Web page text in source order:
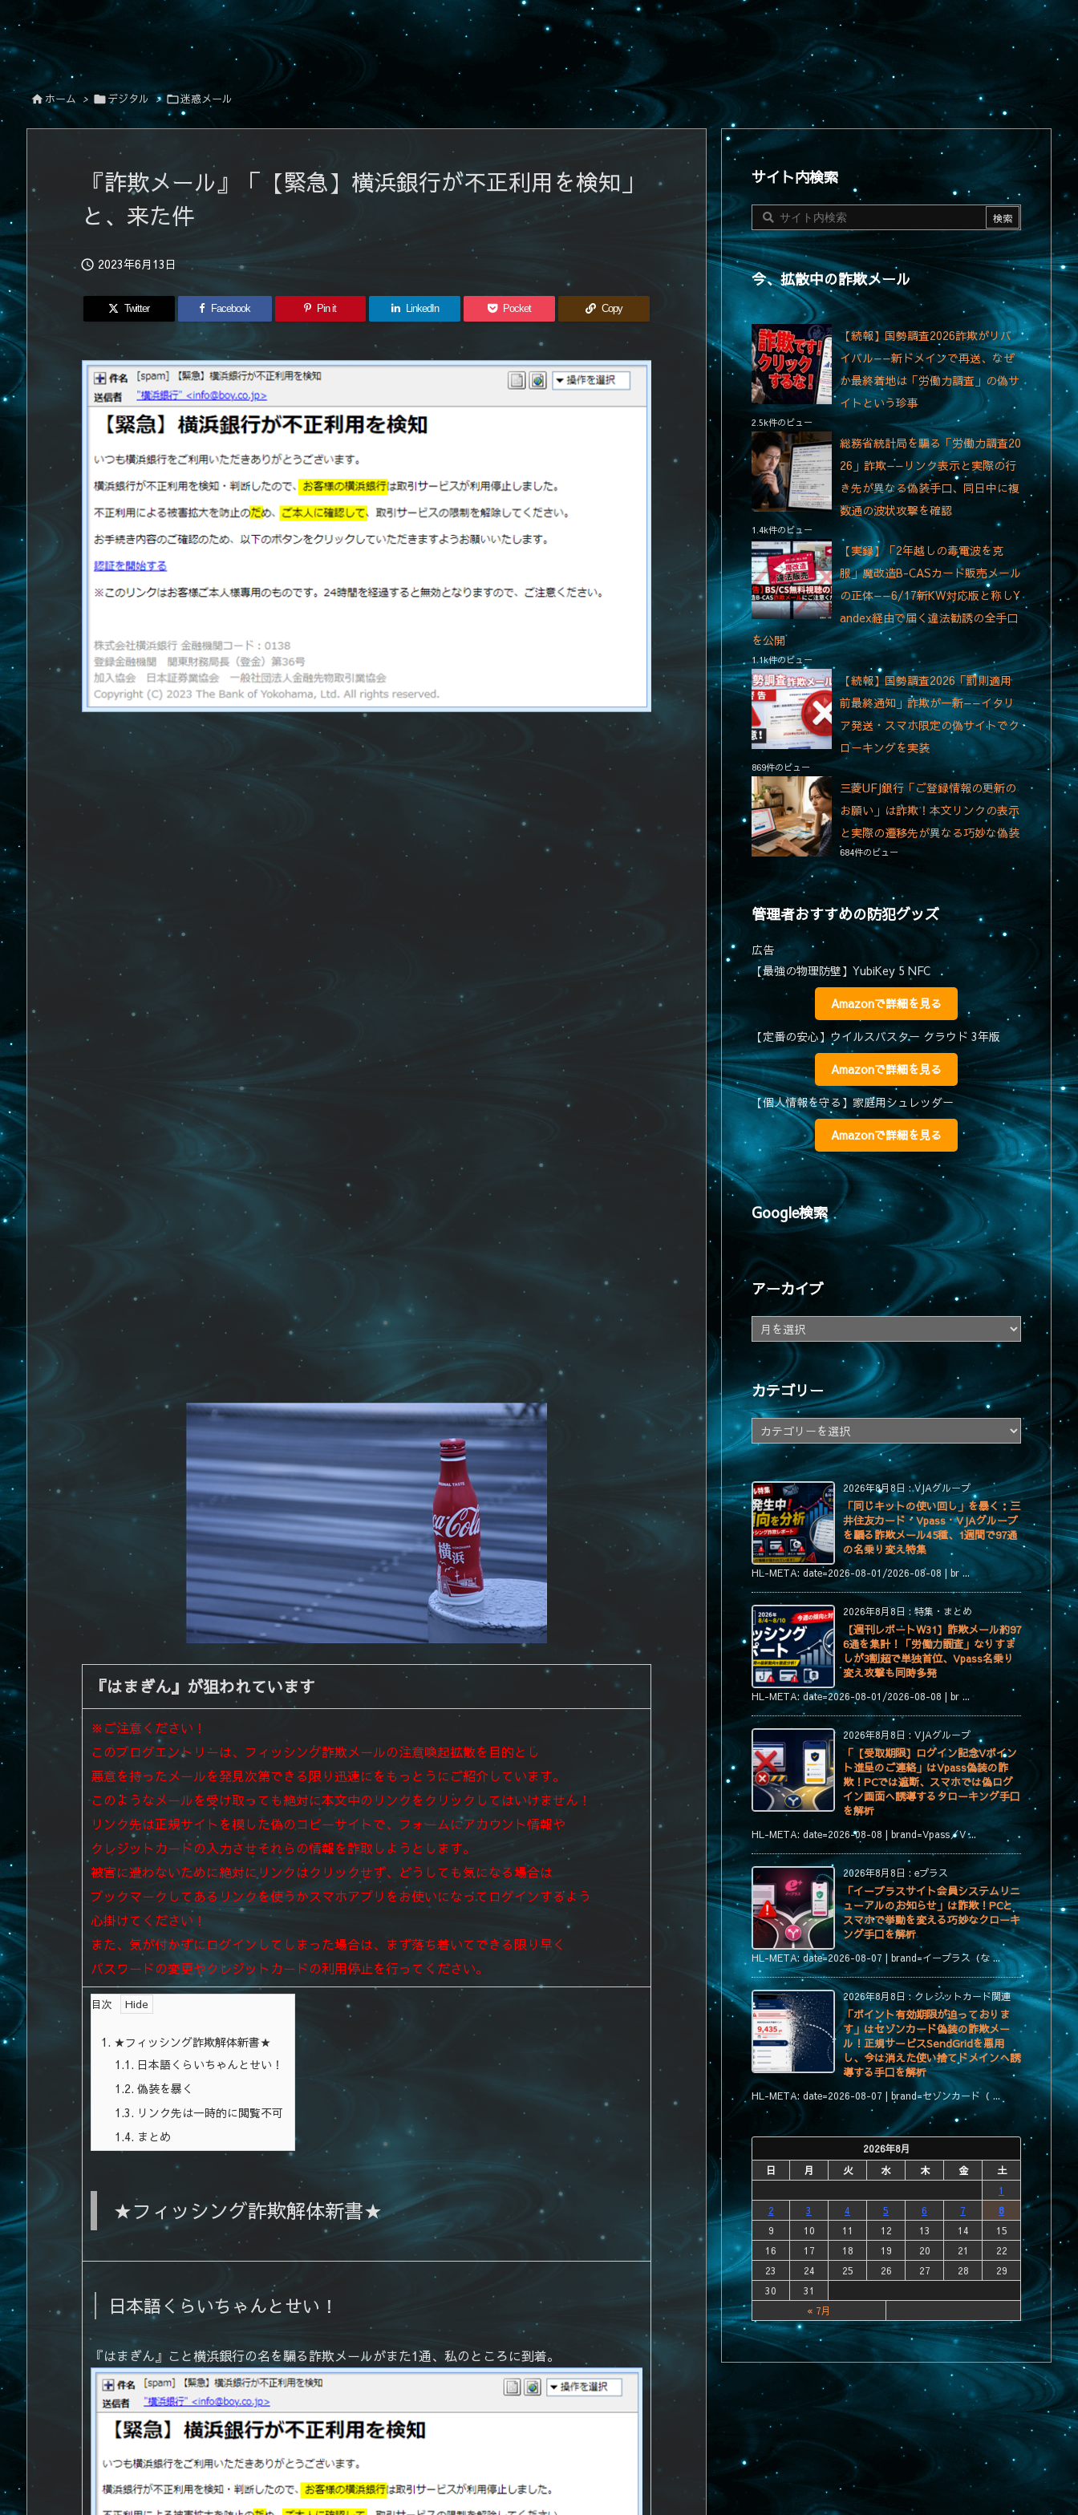
 ホーム > デジタル > 迷惑メール
『詐欺メール』「【緊急】横浜銀行が不正利用を検知」
と、来た件
 2023年6月13日
Twitter Facebook Pin it LinkedIn Pocket Copy
『はまぎん』が狙われています
※ご注意ください！
このブログエントリーは、フィッシング詐欺メールの注意喚起拡散を目的とし
悪意を持ったメールを発見次第できる限り迅速にをもっとうにご紹介しています。
このようなメールを受け取っても絶対に本文中のリンクをクリックしてはいけません！
リンク先は正規サイトを模した偽のコピーサイトで、フォームにアカウント情報や
クレジットカードの入力させそれらの情報を詐取しようとします。
被害に遭わないために絶対にリンクはクリックせず、 どうしても気になる場合は
ブックマークしてあるリンクを使うかスマホアプリをお使いになってログインするよう
心掛けてください！
また、気が付かずにログインしてしまった場合は、まず落ち着いてできる限り早く
パスワードの変更やクレジットカードの利用停止を行ってください。
目次
1. ★フィッシング詐欺解体新書★
1.1. 日本語くらいちゃんとせい！
1.2. 偽装を暴く
1.3. リンク先は一時的に閲覧不可
1.4. まとめ
★フィッシング詐欺解体新書★
日本語くらいちゃんとせい！
『はまぎん』こと横浜銀行の名を騙る詐欺メールがまた1通、私のところに到着。
サイト内検索
今、拡散中の詐欺メール
【続報】国勢調査2026詐欺がリバ
イバル——新ドメインで再送、なぜ
か最終着地は「労働力調査」の偽サ
イトという珍事
2.5k件のビュー
総務省統計局を騙る「労働力調査20
26」詐欺——リンク表示と実際の行
き先が異なる偽装手口、同日中に複
数通の波状攻撃を確認
1.4k件のビュー
【実録】「2年越しの毒電波を克
服」魔改造B-CASカード販売メール
の正体——6/17新KW対応版と称しY
andex経由で届く違法勧誘の全手口
を公開
1.1k件のビュー
【続報】国勢調査2026「罰則適用
前最終通知」詐欺が一新——イタリ
ア発送・スマホ限定の偽サイトでク
ローキングを実装
869件のビュー
三菱UFJ銀行「ご登録情報の更新の
お願い」は詐欺！本文リンクの表示
と実際の遷移先が異なる巧妙な偽装
684件のビュー
管理者おすすめの防犯グッズ
広告
【最強の物理防壁】YubiKey 5 NFC
Amazonで詳細を見る
【定番の安心】ウイルスバスター クラウド 3年版
Amazonで詳細を見る
【個人情報を守る】家庭用シュレッダー
Amazonで詳細を見る
Google検索
アーカイブ
ー
カ
イ
ブ
カテゴリー
カ
テ
ゴ
ー
2026年8月8日:VJAグループ
「同じキットの使い回し」を暴く：三
井住友カード・Vpass・VJAグループ
を騙る詐欺メール45種、1週間で97通
の名乗り変え特集
HL-META: date=2026-08-01/2026-08-08 | br ...
2026年8月8日 : 特集・まとめ
【週刊レポートW31】詐欺メール約97
6通を集計！「労働力調査」なりすま
しが3割超で単独首位、Vpass名乗り
変え攻撃も同時多発
HL-META: date=2026-08-01/2026-08-08 | br ...
2026年8月8日 : VJAグループ
「【受取期限】ログイン記念Vポイン
ト進呈のご連絡」はVpass偽装の詐
欺！PCでは遮断、スマホでは偽ログ
イン画面へ誘導するクローキング手口
を解析
HL-META: date=2026-08-08 | brand=Vpass／V ...
2026年8月8日 : eプラス
「イープラスサイト会員システムリニ
ューアルのお知らせ」は詐欺！PCと
スマホで挙動を変える巧妙なクローキ
ング手口を解析
HL-META: date=2026-08-07 | brand=イープラス（な ...
2026年8月8日:クレジットカード関連
「ポイント有効期限が迫っておりま
す」はセゾンカード偽装の詐欺メー
ル！正規サービスSendGridを悪用
し、今は消えた使い捨てドメインへ誘
導する手口を解析
HL-META: date=2026-08-07 | brand=セゾンカード（ ...
2026年8月
日
月 火 水 木 金
土
1
2
3 4 5 6 7
8
9
10 11 12 13 14
15
16
17 18 19 20 21
22
23
24 25 26 27 28
29
30
31
« 7月